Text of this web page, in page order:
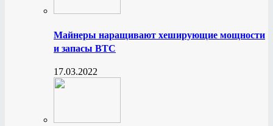
Майнеры наращивают хеширующие мощности
и запасы BTC
17.03.2022